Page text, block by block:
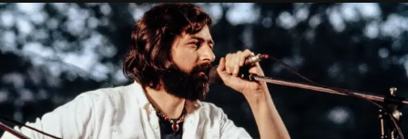
uno dei documenti più contemporanei che abbiamo.